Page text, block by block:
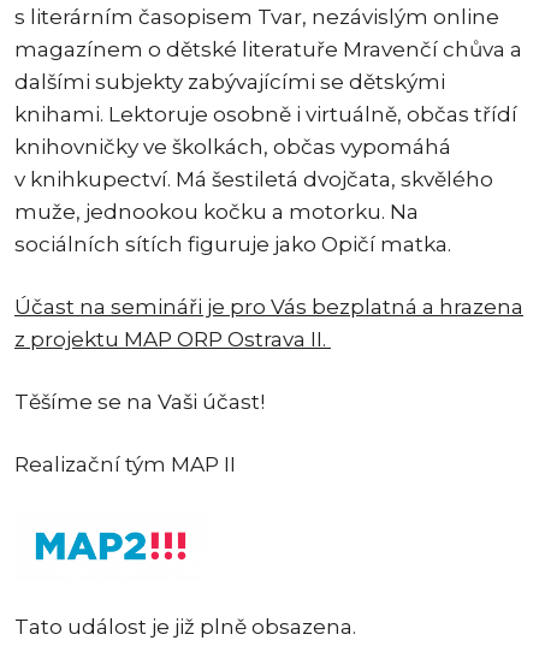
s literárním časopisem Tvar, nezávislým online
magazínem o dětské literatuře Mravenčí chůva a
dalšími subjekty zabývajícími se dětskými
knihami. Lektoruje osobně i virtuálně, občas třídí
knihovničky ve školkách, občas vypomáhá
v knihkupectví. Má šestiletá dvojčata, skvělého
muže, jednookou kočku a motorku. Na
sociálních sítích figuruje jako Opičí matka.
Účast na semináři je pro Vás bezplatná a hrazena
z projektu MAP ORP Ostrava II.
Těšíme se na Vaši účast!
Realizační tým MAP II
Tato událost je již plně obsazena.